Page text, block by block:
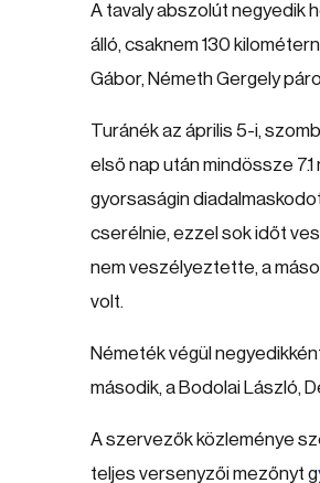
A tavaly abszolút negyedik
álló, csaknem 130
Gábor, Németh Gergely
Turánék az április 5-i,
első nap után mindössze
gyorsaságin
cserélnie, ezzel sok időt
nem veszélyeztette, a
volt.
Németék végül
második, a Bodolai László,
A szervezők közleménye
teljes versenyzői mezőnyt g